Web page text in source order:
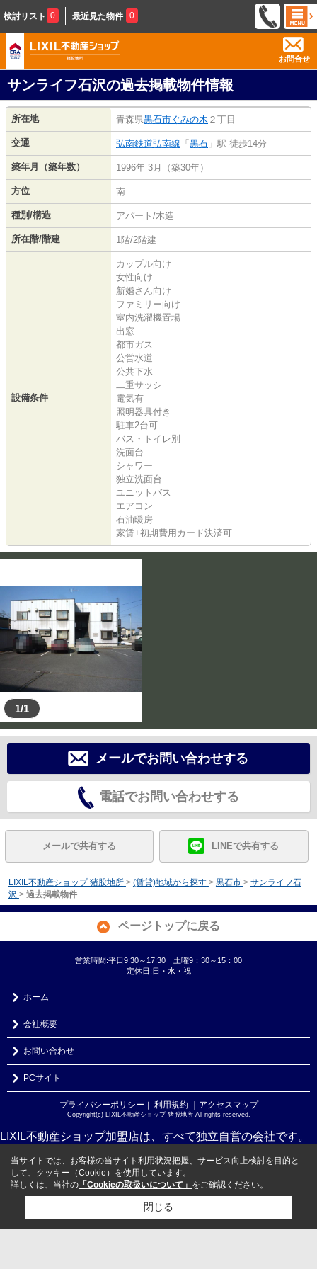
検討リスト 0 最近見た物件 0
お問合せ
サンライフ石沢の過去掲載物件情報
所在地 青森県黒石市 ぐみの木 ２丁目
交通 弘南鉄道弘南線 「 黒石 」駅 徒歩14分
築年月（築年数） 1996年 3月（築30年）
方位 南
種別/構造 アパート/木造
所在階/階建 1階/2階建
設備条件
カップル向け
女性向け
新婚さん向け
ファミリー向け
室内洗濯機置場
出窓
都市ガス
公営水道
公共下水
二重サッシ
電気有
照明器具付き
駐車2台可
バス・トイレ別
洗面台
シャワー
独立洗面台
ユニットバス
エアコン
石油暖房
家賃+初期費用カード決済可
1/1
メールでお問い合わせする
電話でお問い合わせする
メールで共有する LINEで共有する
LIXIL不動産ショップ 猪股地所 > (賃貸)地域から探す > 黒石市 > サンライフ石
沢 > 過去掲載物件
ページトップに戻る
営業時間:平日9:30～17:30 土曜9：30～15：00
定休日:日・水・祝
ホーム
会社概要
お問い合わせ
PCサイト
プライバシーポリシー ｜ 利用規約 ｜アクセスマップ
Copyright(c) LIXIL不動産ショップ 猪股地所 All rights reserved.
LIXIL不動産ショップ加盟店は、すべて独立自営の会社です。
当サイトでは、お客様の当サイト利用状況把握、サービス向上検討を目的と
して、クッキー（Cookie）を使用しています。
詳しくは、当社の 「Cookieの取扱いについて」 をご確認ください。
閉じる